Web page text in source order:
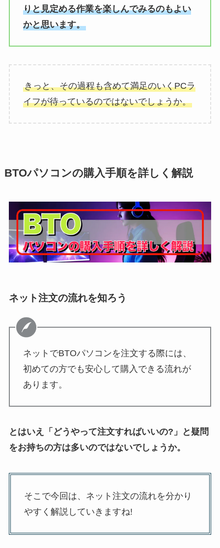
りと見定める作業を楽しんでみるのもよい
かと思います。
きっと、その過程も含めて満足のいくPCラ
イフが待っているのではないでしょうか。
BTOパソコンの購入手順を詳しく解説
ネット注文の流れを知ろう
ネットでBTOパソコンを注文する際には、
初めての方でも安心して購入できる流れが
あります。
とはいえ「どうやって注文すればいいの?」と疑問
をお持ちの方は多いのではないでしょうか。
そこで今回は、ネット注文の流れを分かり
やすく解説していきますね!